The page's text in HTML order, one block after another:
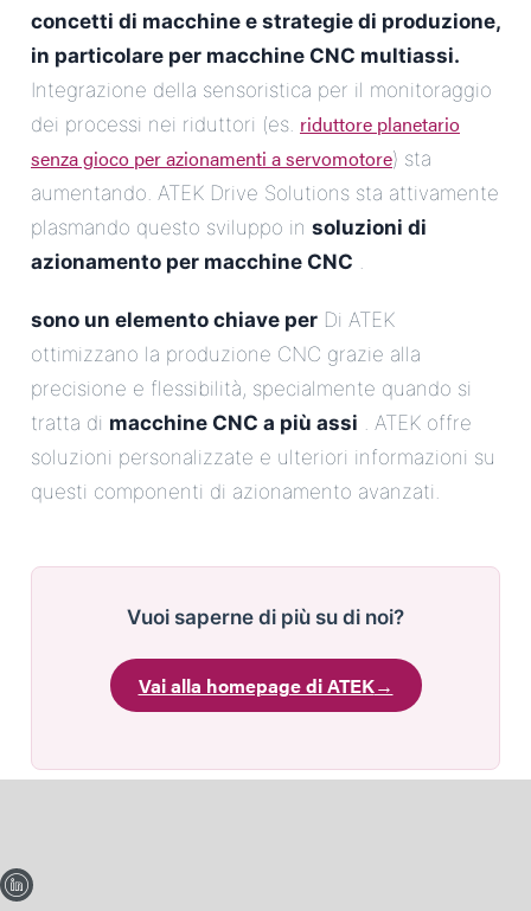
concetti di macchine e strategie di produzione,
in particolare per macchine CNC multiassi.
Integrazione della sensoristica per il monitoraggio
dei processi nei riduttori (es. riduttore planetario
senza gioco per azionamenti a servomotore) sta
aumentando. ATEK Drive Solutions sta attivamente
plasmando questo sviluppo in soluzioni di
azionamento per macchine CNC .
sono un elemento chiave per Di ATEK
ottimizzano la produzione CNC grazie alla
precisione e flessibilità, specialmente quando si
tratta di macchine CNC a più assi . ATEK offre
soluzioni personalizzate e ulteriori informazioni su
questi componenti di azionamento avanzati.
Vuoi saperne di più su di noi?
Vai alla homepage di ATEK→